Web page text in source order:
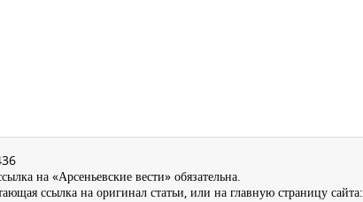
на «Арсеньевские вести» обязательна.
ссылка на оригинал статьи, или на главную страницу сайта: